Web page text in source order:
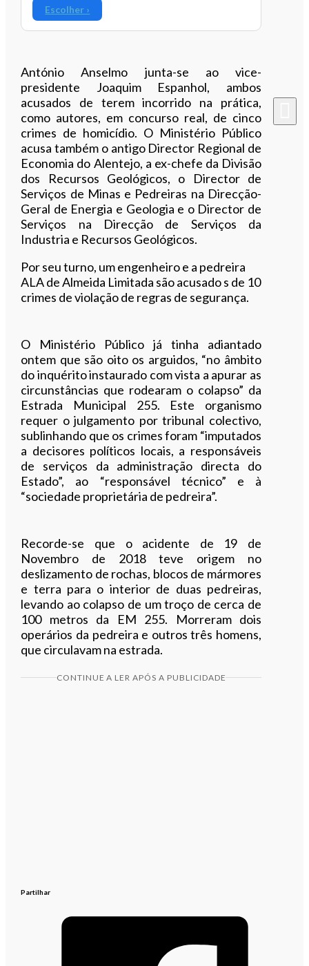
Escolher ›
António Anselmo junta-se ao vice-
presidente Joaquim Espanhol, ambos
acusados de terem incorrido na prática,
como autores, em concurso real, de cinco
crimes de homicídio. O Ministério Público
acusa também o antigo Director Regional de
Economia do Alentejo, a ex-chefe da Divisão
dos Recursos Geológicos, o Director de
Serviços de Minas e Pedreiras na Direcção-
Geral de Energia e Geologia e o Director de
Serviços na Direcção de Serviços da
Industria e Recursos Geológicos.
Por seu turno, um engenheiro e a pedreira
ALA de Almeida Limitada são acusado s de 10
crimes de violação de regras de segurança.
O Ministério Público já tinha adiantado
ontem que são oito os arguidos, “no âmbito
do inquérito instaurado com vista a apurar as
circunstâncias que rodearam o colapso” da
Estrada Municipal 255. Este organismo
requer o julgamento por tribunal colectivo,
sublinhando que os crimes foram “imputados
a decisores políticos locais, a responsáveis
de serviços da administração directa do
Estado”, ao “responsável técnico” e à
“sociedade proprietária de pedreira”.
Recorde-se que o acidente de 19 de
Novembro de 2018 teve origem no
deslizamento de rochas, blocos de mármores
e terra para o interior de duas pedreiras,
levando ao colapso de um troço de cerca de
100 metros da EM 255. Morreram dois
operários da pedreira e outros três homens,
que circulavam na estrada.
CONTINUE A LER APÓS A PUBLICIDADE
Partilhar